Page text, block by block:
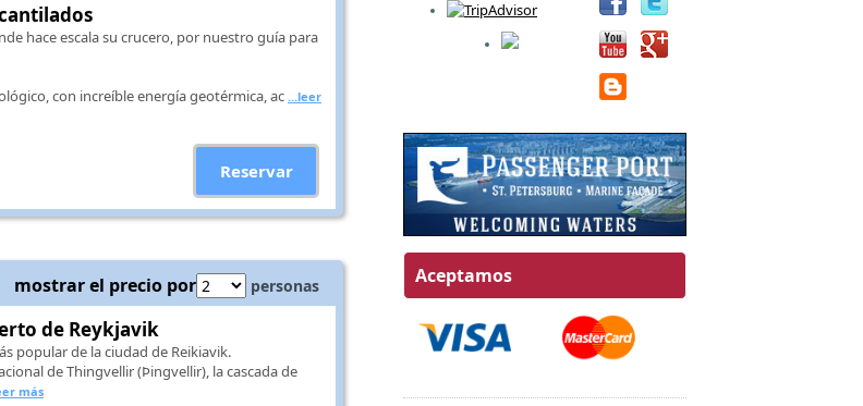
hace escala su crucero, por nuestro guía para
con increíble energía geotérmica, ac ...leer
Reservar
mostrar el precio por personas
de Reykjavik
popular de la ciudad de Reikiavik.
de Thingvellir (Þingvellir), la cascada de
más
Aceptamos